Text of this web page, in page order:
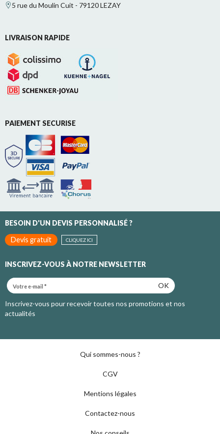
5 rue du Moulin Cuit - 79120 LEZAY
LIVRAISON RAPIDE
PAIEMENT SECURISE
BESOIN D'UN DEVIS PERSONNALISÉ ?
Devis gratuit
CLIQUEZ ICI
INSCRIVEZ-VOUS À NOTRE NEWSLETTER
OK
Inscrivez-vous pour recevoir toutes nos promotions et nos
actualités
Qui sommes-nous ?
CGV
Mentions légales
Contactez-nous